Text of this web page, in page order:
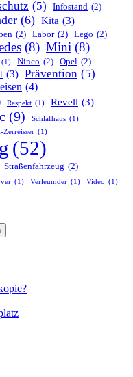
(5) Infostand (2)
(6) Kita (3)
(2) Labor (2) Lego (2)
(8) Mini (8)
(1) Ninco (2) Opel (2)
(3) Prävention (5)
(4)
Respekt (1) Revell (3)
(9) Schlafhaus (1)
Zerreisser (1)
(52)
Straßenfahrzeug (2)
(1) Verleumder (1) Video (1)